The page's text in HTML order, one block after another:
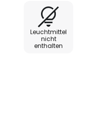
Leuchtmittel
nicht
enthalten